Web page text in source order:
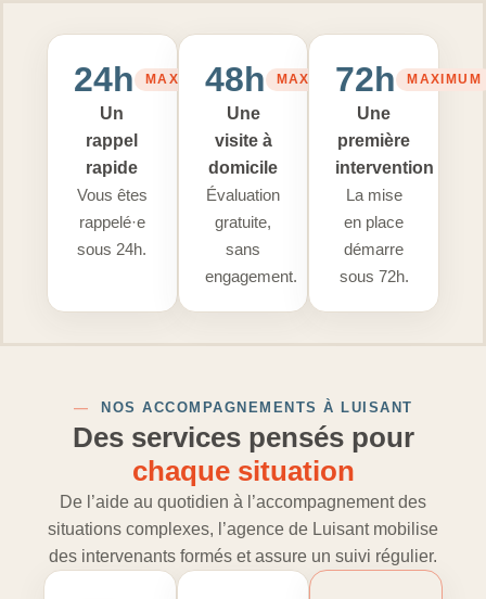
24h MAXIMUM
Un
rappel
rapide
Vous êtes
rappelé·e
sous 24h.
48h MAXIMUM
Une
visite à
domicile
Évaluation
gratuite,
sans
engagement.
72h MAXIMUM
Une
première
intervention
La mise
en place
démarre
sous 72h.
— NOS ACCOMPAGNEMENTS À LUISANT
Des services pensés pour
chaque situation
De l’aide au quotidien à l’accompagnement des
situations complexes, l’agence de Luisant mobilise
des intervenants formés et assure un suivi régulier.